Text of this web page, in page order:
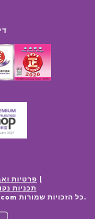
פרטיות
תכניות
כל הזכויות שמורות.